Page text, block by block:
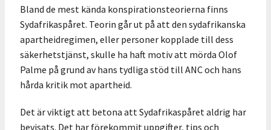
Bland de mest kända konspirationsteorierna finns
Sydafrikaspåret. Teorin går ut på att den sydafrikanska
apartheidregimen, eller personer kopplade till dess
säkerhetstjänst, skulle ha haft motiv att mörda Olof
Palme på grund av hans tydliga stöd till ANC och hans
hårda kritik mot apartheid.
Det är viktigt att betona att Sydafrikaspåret aldrig har
bevisats. Det har förekommit uppgifter, tips och